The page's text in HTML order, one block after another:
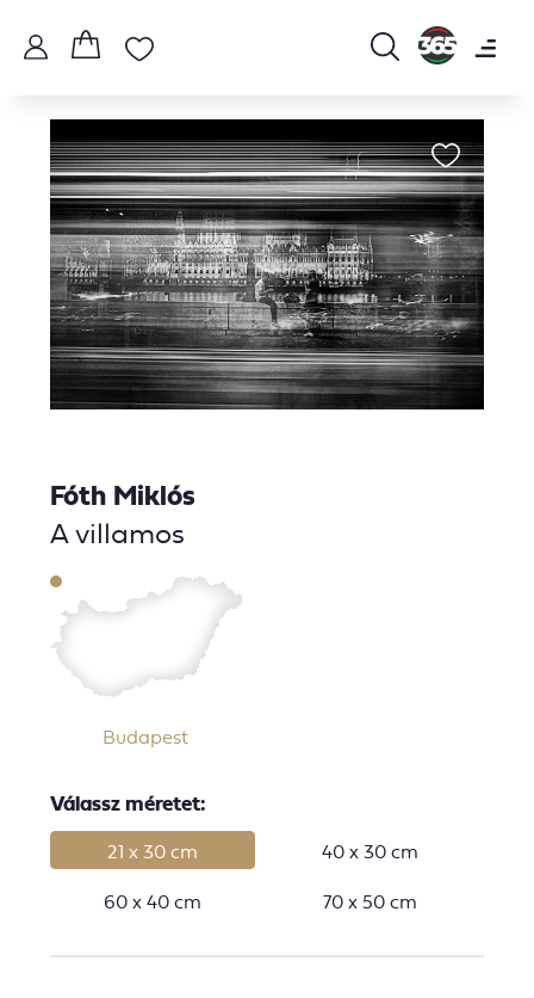
Fóth Miklós
A villamos
Budapest
Válassz méretet:
21 x 30 cm
40 x 30 cm
60 x 40 cm
70 x 50 cm